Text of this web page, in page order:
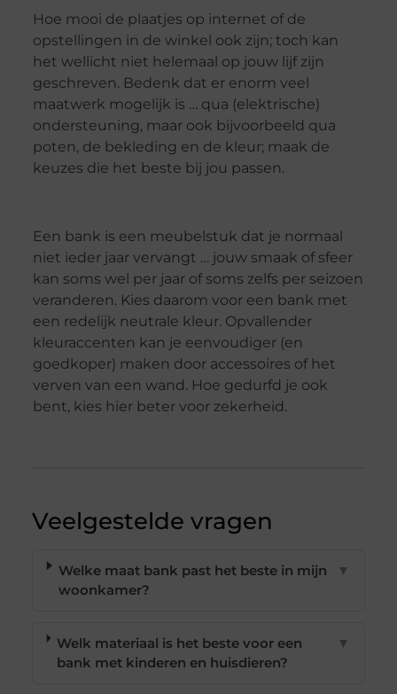
Hoe mooi de plaatjes op internet of de
opstellingen in de winkel ook zijn; toch kan
het wellicht niet helemaal op jouw lijf zijn
geschreven. Bedenk dat er enorm veel
maatwerk mogelijk is … qua (elektrische)
ondersteuning, maar ook bijvoorbeeld qua
poten, de bekleding en de kleur; maak de
keuzes die het beste bij jou passen.
Een bank is een meubelstuk dat je normaal
niet ieder jaar vervangt … jouw smaak of sfeer
kan soms wel per jaar of soms zelfs per seizoen
veranderen. Kies daarom voor een bank met
een redelijk neutrale kleur. Opvallender
kleuraccenten kan je eenvoudiger (en
goedkoper) maken door accessoires of het
verven van een wand. Hoe gedurfd je ook
bent, kies hier beter voor zekerheid.
Veelgestelde vragen
Welke maat bank past het beste in mijn
woonkamer?
▼
Welk materiaal is het beste voor een
bank met kinderen en huisdieren?
▼